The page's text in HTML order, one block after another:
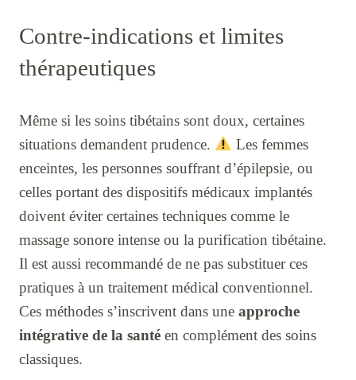
Contre-indications et limites
thérapeutiques
Même si les soins tibétains sont doux, certaines
situations demandent prudence.
Les femmes
enceintes, les personnes souffrant d’épilepsie, ou
celles portant des dispositifs médicaux implantés
doivent éviter certaines techniques comme le
massage sonore intense ou la purification tibétaine.
Il est aussi recommandé de ne pas substituer ces
pratiques à un traitement médical conventionnel.
Ces méthodes s’inscrivent dans une approche
intégrative de la santé en complément des soins
classiques.